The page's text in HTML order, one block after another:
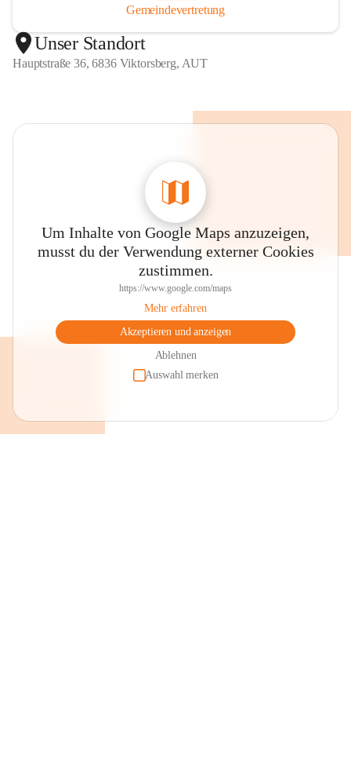
Gemeindevertretung
Unser Standort
Hauptstraße 36, 6836 Viktorsberg, AUT
Um Inhalte von Google Maps anzuzeigen,
musst du der Verwendung externer Cookies
zustimmen.
https://www.google.com/maps
Mehr erfahren
Akzeptieren und anzeigen
Ablehnen
Auswahl merken